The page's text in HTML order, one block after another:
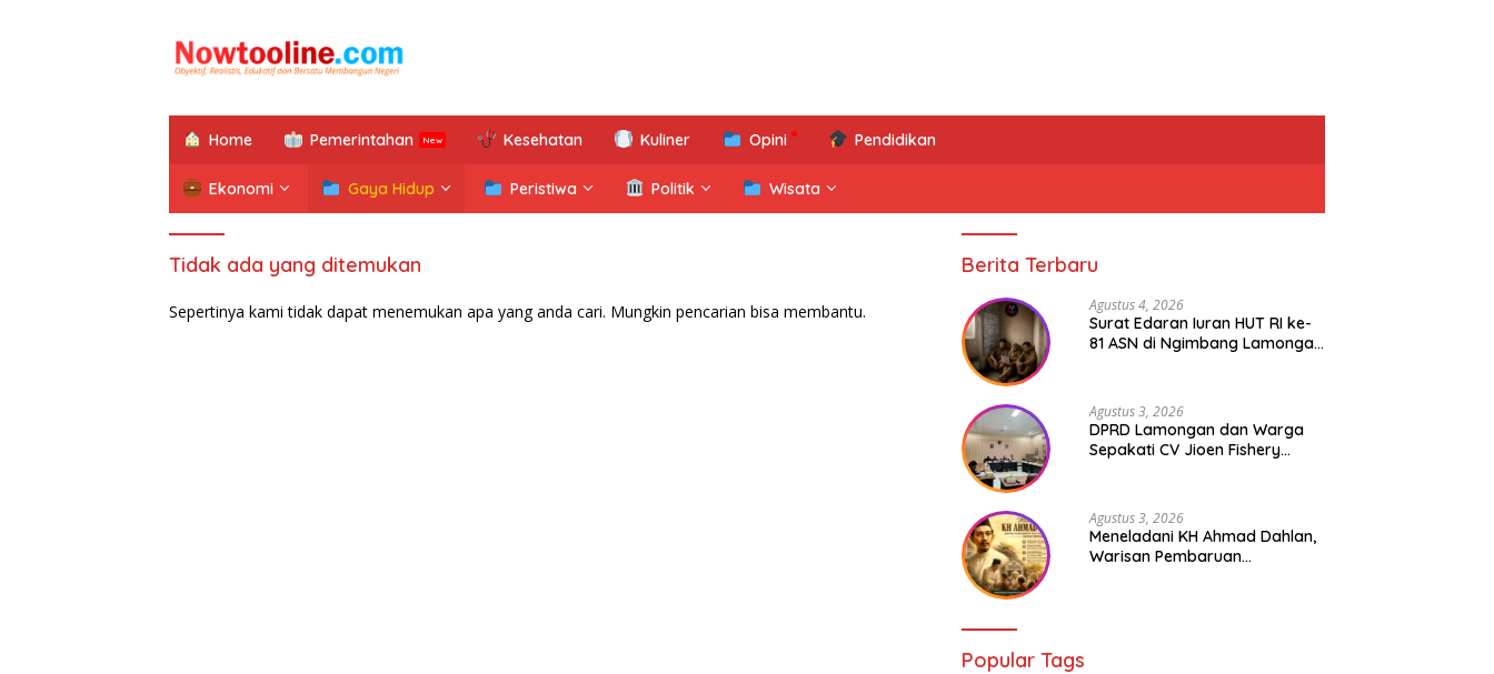
Home Pemerintahan Kesehatan Kuliner Opini Pendidikan
Ekonomi Gaya Hidup Peristiwa Politik Wisata
Tidak ada yang ditemukan
Sepertinya kami tidak dapat menemukan apa yang anda cari. Mungkin pencarian bisa membantu.
Berita Terbaru
Agustus 4, 2026
Surat Edaran Iuran HUT RI ke-
81 ASN di Ngimbang Lamongan
Agustus 3, 2026
DPRD Lamongan dan Warga
Sepakati CV Jioen Fishery
Agustus 3, 2026
Meneladani KH Ahmad Dahlan,
Warisan Pembaruan
Popular Tags